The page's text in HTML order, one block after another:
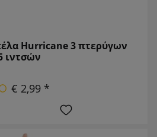
Hurricane 3 πτερύγων
ιντσών
€ 2,99 *